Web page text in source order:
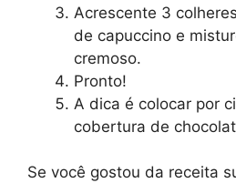
Acrescente 3
de capuccino e
cremoso.
Pronto!
A dica é colocar por
cobertura de
Se você gostou da receita